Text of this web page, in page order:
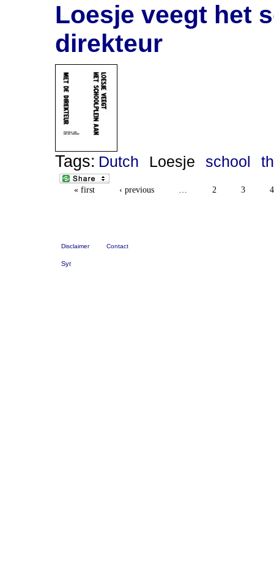
Loesje veegt het
direkteur
Tags: Dutch Loesje school
« first ‹ previous … 2 3 4
Disclaimer Contact